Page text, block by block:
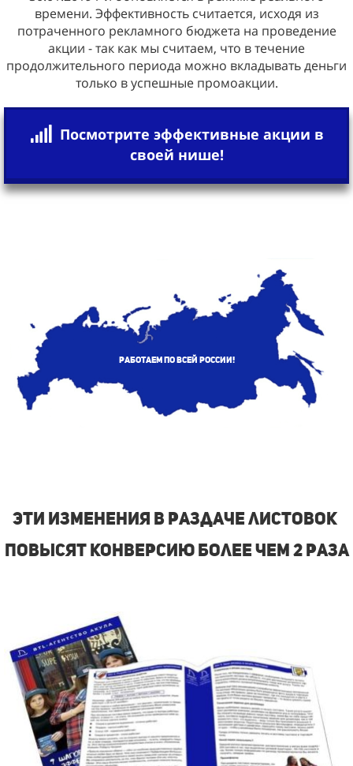
времени. Эффективность считается, исходя из
потраченного рекламного бюджета на проведение
акции - так как мы считаем, что в течение
продолжительного периода можно вкладывать деньги
только в успешные промоакции.
Посмотрите эффективные акции в
своей нише!
Работаем по всей России!
Эти изменения в раздаче листовок
повысят конверсию более чем 2 раза